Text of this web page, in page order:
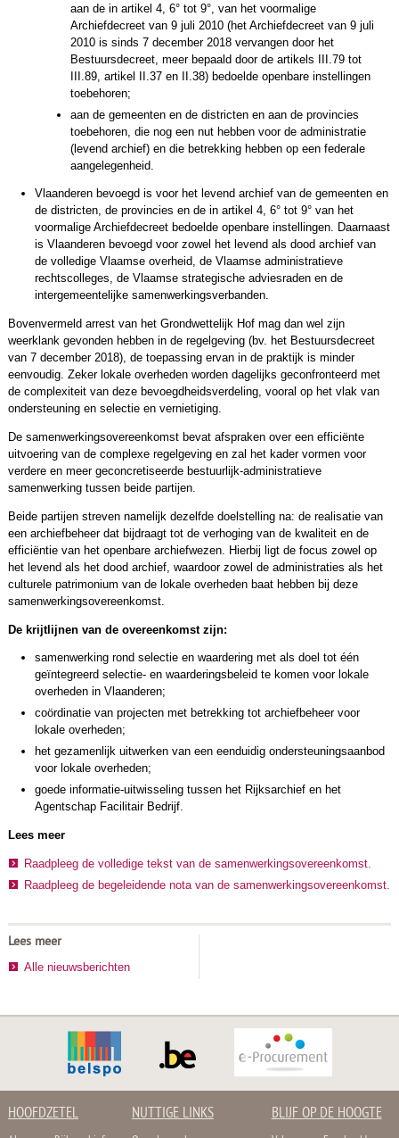
aan de in artikel 4, 6° tot 9°, van het voormalige
Archiefdecreet van 9 juli 2010 (het Archiefdecreet van 9 juli
2010 is sinds 7 december 2018 vervangen door het
Bestuursdecreet, meer bepaald door de artikels III.79 tot
III.89, artikel II.37 en II.38) bedoelde openbare instellingen
toebehoren;
aan de gemeenten en de districten en aan de provincies
toebehoren, die nog een nut hebben voor de administratie
(levend archief) en die betrekking hebben op een federale
aangelegenheid.
Vlaanderen bevoegd is voor het levend archief van de gemeenten en
de districten, de provincies en de in artikel 4, 6° tot 9° van het
voormalige Archiefdecreet bedoelde openbare instellingen. Daarnaast
is Vlaanderen bevoegd voor zowel het levend als dood archief van
de volledige Vlaamse overheid, de Vlaamse administratieve
rechtscolleges, de Vlaamse strategische adviesraden en de
intergemeentelijke samenwerkingsverbanden.
Bovenvermeld arrest van het Grondwettelijk Hof mag dan wel zijn
weerklank gevonden hebben in de regelgeving (bv. het Bestuursdecreet
van 7 december 2018), de toepassing ervan in de praktijk is minder
eenvoudig. Zeker lokale overheden worden dagelijks geconfronteerd met
de complexiteit van deze bevoegdheidsverdeling, vooral op het vlak van
ondersteuning en selectie en vernietiging.
De samenwerkingsovereenkomst bevat afspraken over een efficiënte
uitvoering van de complexe regelgeving en zal het kader vormen voor
verdere en meer geconcretiseerde bestuurlijk-administratieve
samenwerking tussen beide partijen.
Beide partijen streven namelijk dezelfde doelstelling na: de realisatie van
een archiefbeheer dat bijdraagt tot de verhoging van de kwaliteit en de
efficiëntie van het openbare archiefwezen. Hierbij ligt de focus zowel op
het levend als het dood archief, waardoor zowel de administraties als het
culturele patrimonium van de lokale overheden baat hebben bij deze
samenwerkingsovereenkomst.
De krijtlijnen van de overeenkomst zijn:
samenwerking rond selectie en waardering met als doel tot één
geïntegreerd selectie- en waarderingsbeleid te komen voor lokale
overheden in Vlaanderen;
coördinatie van projecten met betrekking tot archiefbeheer voor
lokale overheden;
het gezamenlijk uitwerken van een eenduidig ondersteuningsaanbod
voor lokale overheden;
goede informatie-uitwisseling tussen het Rijksarchief en het
Agentschap Facilitair Bedrijf.
Lees meer
Raadpleeg de volledige tekst van de samenwerkingsovereenkomst.
Raadpleeg de begeleidende nota van de samenwerkingsovereenkomst.
Lees meer
Alle nieuwsberichten
HOOFDZETEL NUTTIGE LINKS BLIJF OP DE HOOGTE